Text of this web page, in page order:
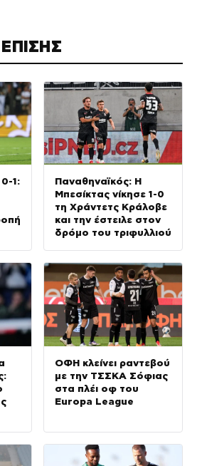
1:
Παναθηναϊκός: Η
Μπεσίκτας νίκησε 1-0
τη Χράντετς Κράλοβε
και την έστειλε στον
δρόμο του τριφυλλιού
ΟΦΗ κλείνει ραντεβού
με την ΤΣΣΚΑ Σόφιας
στα πλέι οφ του
Europa League